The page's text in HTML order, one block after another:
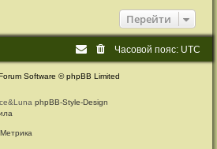
к
ч
Перейти
Часовой пояс: UTC
Software © phpBB Limited
phpBB-Style-Design